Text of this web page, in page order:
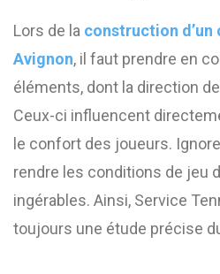
Lors de la construction d’un
Avignon, il faut prendre en
éléments, dont la direction
Ceux-ci influencent
le confort des joueurs.
rendre les conditions de jeu
ingérables. Ainsi, Service
toujours une étude précise